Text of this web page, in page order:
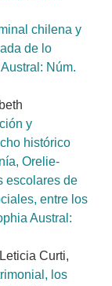
chilena y
de lo
Núm.
y
histórico
Orelie-
escolares de
entre los
Austral:
Curti,
los